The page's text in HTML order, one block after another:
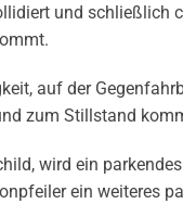
und schließlich
auf der
zum Stillstand
wird ein
ein weiteres